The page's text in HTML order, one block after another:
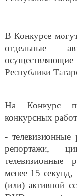
отдельные
Республики
конкурсных
репортажи,
телевизионные
менее 15
(или) активной
DVD-диске и